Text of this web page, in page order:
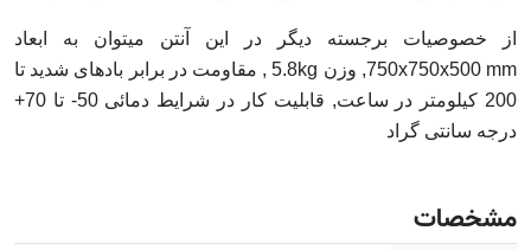
از خصوصیات برجسته دیگر در این آنتن میتوان به ابعاد
750x750x500 mm, وزن 5.8kg , مقاومت در برابر بادهای شدید تا
200 کیلومتر در ساعت, قابلیت کار در شرایط دمائی 50- تا 70+
درجه سانتی گراد
مشخصات